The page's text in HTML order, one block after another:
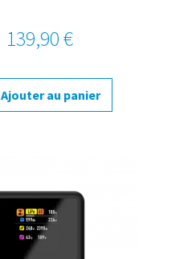
139,90 €
Ajouter au panier